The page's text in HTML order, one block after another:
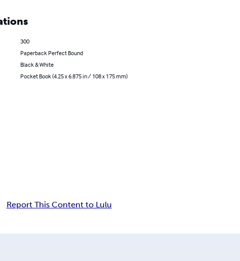
300
Paperback Perfect Bound
Black & White
Pocket Book (4.25 x 6.875 in / 108 x 175 mm)
Report This Content to Lulu